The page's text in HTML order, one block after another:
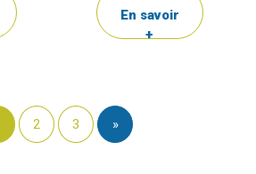
En savoir
+
2 3 »